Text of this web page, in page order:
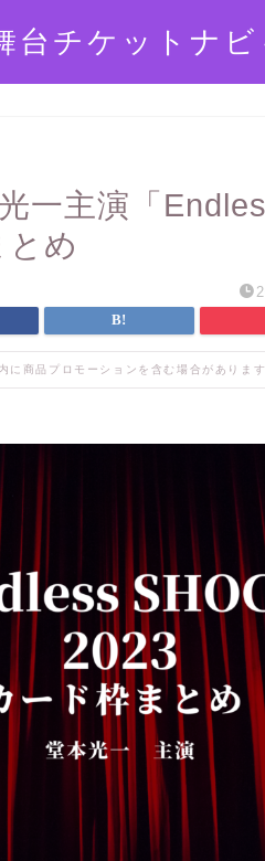
台チケットナ
一主演「
め
に商品プロモーションを含む場合があります